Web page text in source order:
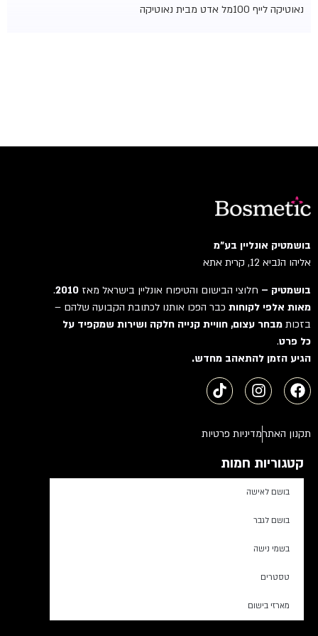
נאוטיקה לייף 100מל אדט מבית נאוטיקה
בושמטיק אונליין בע"מ
אליהו הנביא 12, קרית אתא
בושמטיק –חלוצי הבישום והטיפוח אונליין בישראל מאז2010
.
מאות אלפי לקוחותכבר הפכו אותנו לכתובת הקבועה שלהם –
בזכותמבחר עצום, חוויית קנייה חלקה ושירות שמקפיד על
כל פרט.
הגיע הזמן להתאהב מחדש.
תקנון האתרמדיניות פרטיות
קטגוריות חמות
בושם לאישה
בושם לגבר
בשמי נישה
טסטרים
מארזי בישום